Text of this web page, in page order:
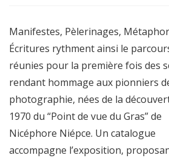
Manifestes, Pèlerinages,
Écritures rythment ainsi le
réunies pour la première fois des
rendant hommage aux pionniers
photographie, nées de la
1970 du “Point de vue du Gras” de
Nicéphore Niépce. Un catalogue
accompagne l’exposition,